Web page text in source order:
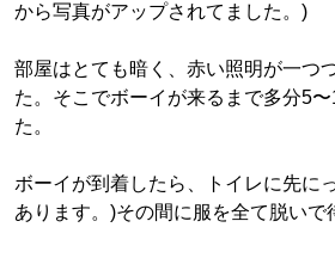
から写真がアップされてました。)
部屋はとても暗く、赤い照明が一つ
た。そこでボーイが来るまで多分5
た。
ボーイが到着したら、トイレに先に
あります。)その間に服を全て脱いで